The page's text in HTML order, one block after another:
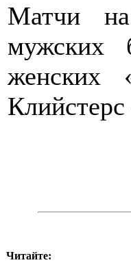
Матчи на
мужских
женских
Читайте: